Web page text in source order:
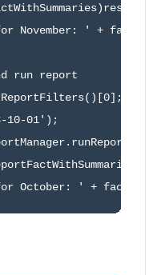
November: ' +
run report
10-01');
October: ' +